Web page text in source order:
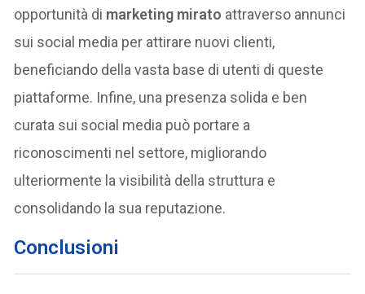
opportunità di marketing mirato attraverso annunci
sui social media per attirare nuovi clienti,
beneficiando della vasta base di utenti di queste
piattaforme. Infine, una presenza solida e ben
curata sui social media può portare a
riconoscimenti nel settore, migliorando
ulteriormente la visibilità della struttura e
consolidando la sua reputazione.
Conclusioni